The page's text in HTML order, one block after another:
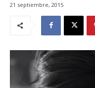
21 septiembre, 2015